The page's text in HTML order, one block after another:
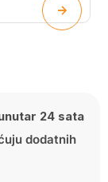
24 sata
dodatnih